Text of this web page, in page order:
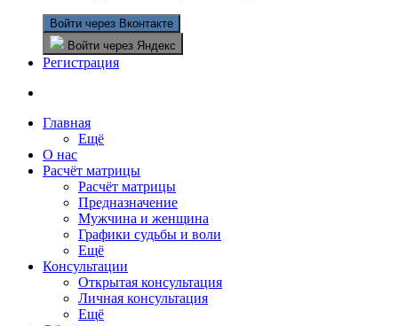
Войти через Вконтакте
Войти через Яндекс
Регистрация
Главная
Ещё
О нас
Расчёт матрицы
Расчёт матрицы
Предназначение
Мужчина и женщина
Графики судьбы и воли
Ещё
Консультации
Открытая консультация
Личная консультация
Ещё